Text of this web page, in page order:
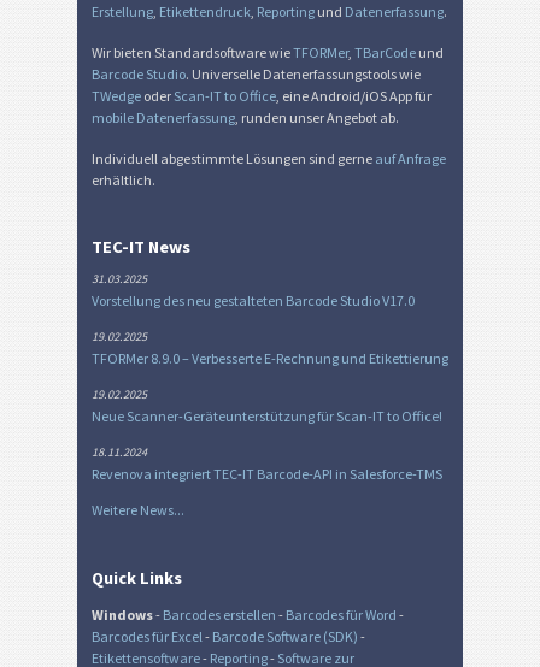
Erstellung Etikettendruck Reporting und Datenerfassung.
Wir bieten Standardsoftware wieTFORMer, TBarCode und
Barcode Studio. Universelle Datenerfassungstools wie
TWedge oder Scan-IT to Office , eine Android/iOS App für
mobile Datenerfassung , runden unser Angebot ab.
Individuell abgestimmte Lösungen sind gerne auf Anfrage
erhältlich.
TEC-IT News
31.03.2025
Vorstellung des neu gestalteten Barcode Studio V17.0
19.02.2025
TFORMer 8.9.0 – Verbesserte E-Rechnung und Etikettierung
19.02.2025
Neue Scanner-Geräteunterstützung für Scan-IT to Office!
18.11.2024
Revenova integriert TEC-IT Barcode-API in Salesforce-TMS
Weitere News...
Quick Links
Windows- Barcodes erstellen - Barcodes für Word -
Barcodes für Excel - Barcode Software (SDK) -
Etikettensoftware- Reporting- Software zur